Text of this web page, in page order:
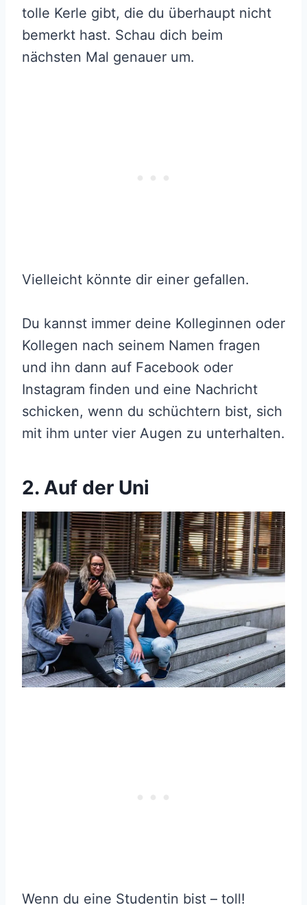
tolle Kerle gibt, die du überhaupt nicht
bemerkt hast. Schau dich beim
nächsten Mal genauer um.
Vielleicht könnte dir einer gefallen.
Du kannst immer deine Kolleginnen oder
Kollegen nach seinem Namen fragen
und ihn dann auf Facebook oder
Instagram finden und eine Nachricht
schicken, wenn du schüchtern bist, sich
mit ihm unter vier Augen zu unterhalten.
2. Auf der Uni
Wenn du eine Studentin bist – toll!